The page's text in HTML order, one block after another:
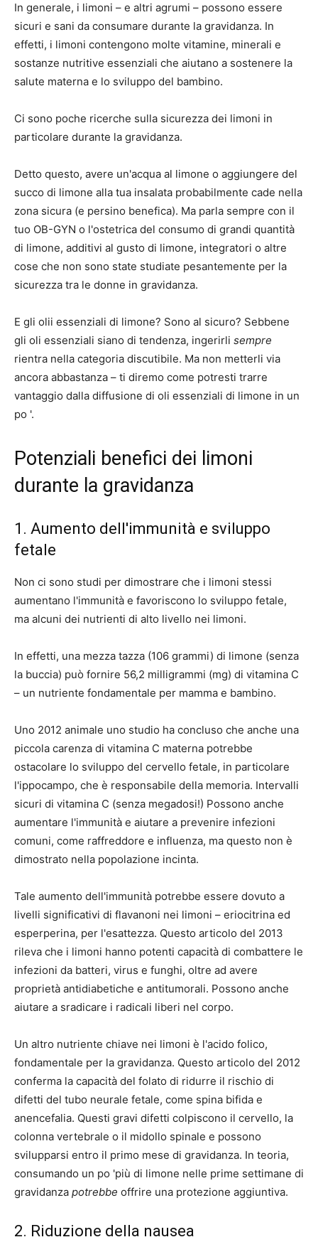
In generale, i limoni – e altri agrumi – possono essere
sicuri e sani da consumare durante la gravidanza. In
effetti, i limoni contengono molte vitamine, minerali e
sostanze nutritive essenziali che aiutano a sostenere la
salute materna e lo sviluppo del bambino.
Ci sono poche ricerche sulla sicurezza dei limoni in
particolare durante la gravidanza.
Detto questo, avere un'acqua al limone o aggiungere del
succo di limone alla tua insalata probabilmente cade nella
zona sicura (e persino benefica). Ma parla sempre con il
tuo OB-GYN o l'ostetrica del consumo di grandi quantità
di limone, additivi al gusto di limone, integratori o altre
cose che non sono state studiate pesantemente per la
sicurezza tra le donne in gravidanza.
E gli olii essenziali di limone? Sono al sicuro? Sebbene
gli oli essenziali siano di tendenza, ingerirli sempre
rientra nella categoria discutibile. Ma non metterli via
ancora abbastanza – ti diremo come potresti trarre
vantaggio dalla diffusione di oli essenziali di limone in un
po '.
Potenziali benefici dei limoni
durante la gravidanza
1. Aumento dell'immunità e sviluppo
fetale
Non ci sono studi per dimostrare che i limoni stessi
aumentano l'immunità e favoriscono lo sviluppo fetale,
ma alcuni dei nutrienti di alto livello nei limoni.
In effetti, una mezza tazza (106 grammi) di limone (senza
la buccia) può fornire 56,2 milligrammi (mg) di vitamina C
– un nutriente fondamentale per mamma e bambino.
Uno 2012 animale uno studio ha concluso che anche una
piccola carenza di vitamina C materna potrebbe
ostacolare lo sviluppo del cervello fetale, in particolare
l'ippocampo, che è responsabile della memoria. Intervalli
sicuri di vitamina C (senza megadosi!) Possono anche
aumentare l'immunità e aiutare a prevenire infezioni
comuni, come raffreddore e influenza, ma questo non è
dimostrato nella popolazione incinta.
Tale aumento dell'immunità potrebbe essere dovuto a
livelli significativi di flavanoni nei limoni – eriocitrina ed
esperperina, per l'esattezza. Questo articolo del 2013
rileva che i limoni hanno potenti capacità di combattere le
infezioni da batteri, virus e funghi, oltre ad avere
proprietà antidiabetiche e antitumorali. Possono anche
aiutare a sradicare i radicali liberi nel corpo.
Un altro nutriente chiave nei limoni è l'acido folico,
fondamentale per la gravidanza. Questo articolo del 2012
conferma la capacità del folato di ridurre il rischio di
difetti del tubo neurale fetale, come spina bifida e
anencefalia. Questi gravi difetti colpiscono il cervello, la
colonna vertebrale o il midollo spinale e possono
svilupparsi entro il primo mese di gravidanza. In teoria,
consumando un po 'più di limone nelle prime settimane di
gravidanza potrebbe offrire una protezione aggiuntiva.
2. Riduzione della nausea